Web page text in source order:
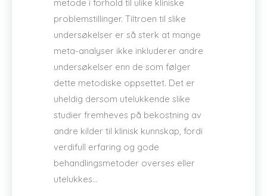
metode i forhold til ulike kliniske
problemstillinger. Tiltroen til slike
undersøkelser er så sterk at mange
meta-analyser ikke inkluderer andre
undersøkelser enn de som følger
dette metodiske oppsettet. Det er
uheldig dersom utelukkende slike
studier fremheves på bekostning av
andre kilder til klinisk kunnskap, fordi
verdifull erfaring og gode
behandlingsmetoder overses eller
utelukkes…